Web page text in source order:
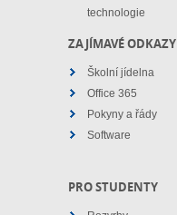
technologie
ZAJÍMAVÉ ODKAZY
Školní jídelna
Office 365
Pokyny a řády
Software
PRO STUDENTY